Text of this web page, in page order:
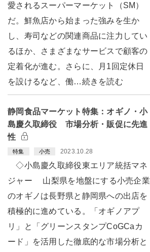
愛されるスーパーマーケット（SM）
だ。鮮魚店から始まった強みを生か
し、寿司などの関連商品に注力してい
るほか、さまざまなサービスで顧客の
定着化が進む。さらに、月1回定休日
を設けるなど、働…続きを読む
静岡食品マーケット特集：オギノ・小
島慶久取締役 市場分析・販促に先進
性
特集 小売 2023.10.28
◇小島慶久取締役東エリア統括マネ
ジャー 山梨県を地盤にする小売企業
のオギノは長野県と静岡県への出店を
積極的に進めている。「オギノアプ
リ」と「グリーンスタンプCoGCaカ
ード」を活用した徹底的な市場分析と